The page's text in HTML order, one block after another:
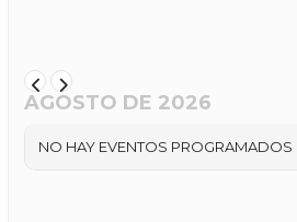
AGOSTO DE 2026
NO HAY EVENTOS PROGRAMADOS